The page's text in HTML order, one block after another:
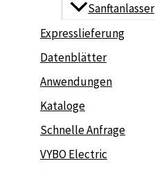
Sanftanlasser
Expresslieferung
Datenblätter
Anwendungen
Kataloge
Schnelle Anfrage
VYBO Electric